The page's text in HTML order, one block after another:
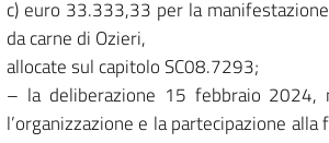
c) euro 33.333,33 per la
da carne di Ozieri,
allocate sul capitolo SC08.7293;
– la deliberazione 15 febbraio
l’organizzazione e la partecipazione